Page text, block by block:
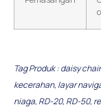
Tag Produk :daisy
kecerahan, layar
niaga, RD-20, RD-50,